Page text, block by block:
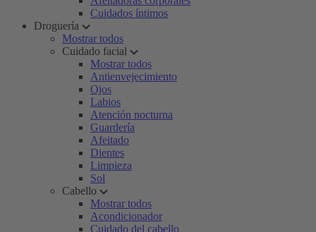
Cuidados íntimos
Droguería
Mostrar todos
Cuidado facial
Mostrar todos
Antienvejecimiento
Ojos
Labios
Atención nocturna
Guardería
Afeitado
Dientes
Limpieza
Sol
Cabello
Mostrar todos
Acondicionador
Cuidado del cabello